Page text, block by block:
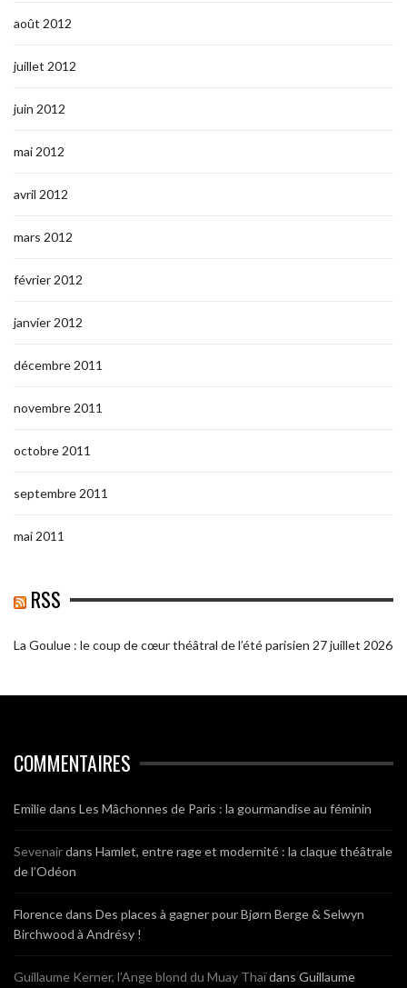
août 2012
juillet 2012
juin 2012
mai 2012
avril 2012
mars 2012
février 2012
janvier 2012
décembre 2011
novembre 2011
octobre 2011
septembre 2011
mai 2011
RSS
La Goulue : le coup de cœur théâtral de l’été parisien 27 juillet 2026
COMMENTAIRES
Emiliedans Les Mâchonnes de Paris : la gourmandise au féminin
Sevenairdans Hamlet, entre rage et modernité : la claque théâtrale
de l’Odéon
Florencedans Des places à gagner pour Bjørn Berge & Selwyn
Birchwood à Andrésy !
Guillaume Kerner, l’Ange blond du Muay Thaïdans Guillaume